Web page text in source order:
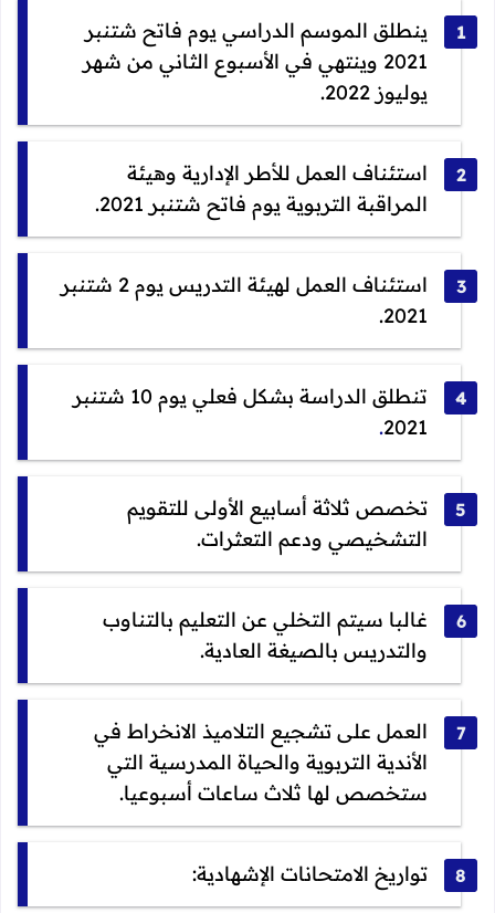
ينطلق الموسم الدراسي يوم فاتح شتنبر
2021 وينتهي في الأسبوع الثاني من شهر
يوليوز 2022.
استئناف العمل للأطر الإدارية وهيئة
المراقبة التربوية يوم فاتح شتنبر 2021.
استئناف العمل لهيئة التدريس يوم 2 شتنبر
2021.
تنطلق الدراسة بشكل فعلي يوم 10 شتنبر
2021
.
تخصص ثلاثة أسابيع الأولى للتقويم
التشخيصي ودعم التعثرات.
غالبا سيتم التخلي عن التعليم بالتناوب
والتدريس بالصيغة العادية.
العمل على تشجيع التلاميذ الانخراط في
الأندية التربوية والحياة المدرسية التي
ستخصص لها ثلاث ساعات أسبوعيا.
تواريخ الامتحانات الإشهادية: